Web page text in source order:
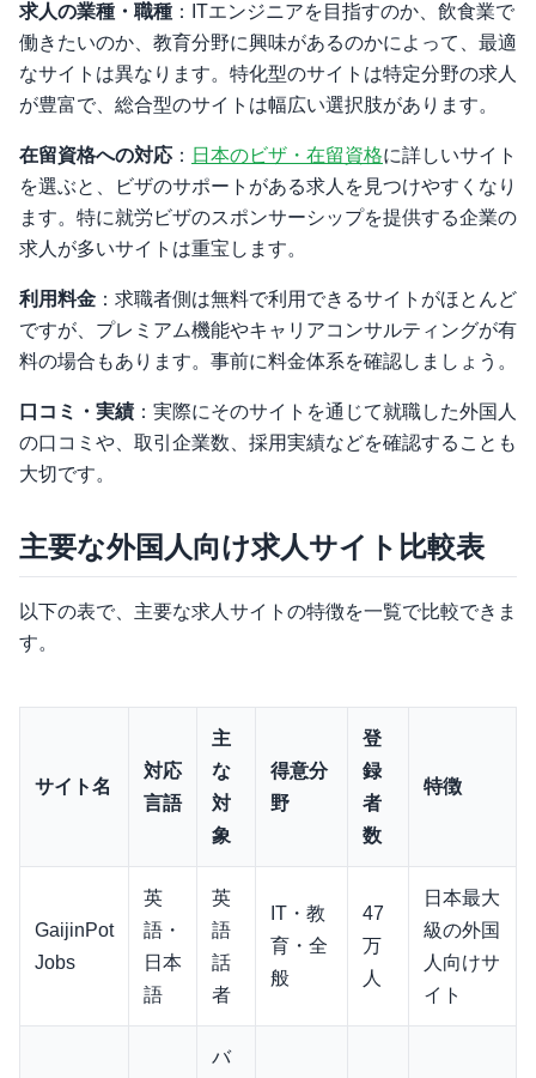
求人の業種・職種 ：ITエンジニアを目指すのか、飲食業で
働きたいのか、教育分野に興味があるのかによって、最適
なサイトは異なります。特化型のサイトは特定分野の求人
が豊富で、総合型のサイトは幅広い選択肢があります。
在留資格への対応 ： 日本のビザ・在留資格に詳しいサイト
を選ぶと、ビザのサポートがある求人を見つけやすくなり
ます。特に就労ビザのスポンサーシップを提供する企業の
求人が多いサイトは重宝します。
利用料金 ：求職者側は無料で利用できるサイトがほとんど
ですが、プレミアム機能やキャリアコンサルティングが有
料の場合もあります。事前に料金体系を確認しましょう。
口コミ・実績 ：実際にそのサイトを通じて就職した外国人
の口コミや、取引企業数、採用実績などを確認することも
大切です。
主要な外国人向け求人サイト比較表
以下の表で、主要な求人サイトの特徴を一覧で比較できま
す。
サイト名
対応
言語
主
な
対
象
得意分
野
登
録
者
数
特徴
GaijinPot
Jobs
英
語・
日本
語
英
語
話
者
IT・教
育・全
般
47
万
人
日本最大
級の外国
人向けサ
イト
バ